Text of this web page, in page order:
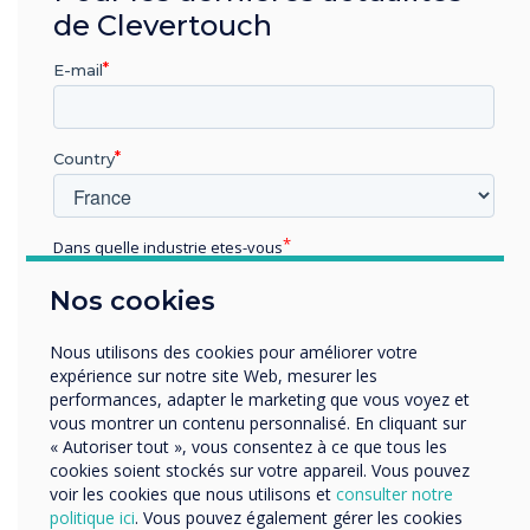
as demonstrated through our Cyber Essentials
customers
Nos cookies
Nous utilisons des cookies pour améliorer votre
expérience sur notre site Web, mesurer les
performances, adapter le marketing que vous voyez et
vous montrer un contenu personnalisé. En cliquant sur
« Autoriser tout », vous consentez à ce que tous les
cookies soient stockés sur votre appareil. Vous pouvez
voir les cookies que nous utilisons et consulter notre
politique ici. Vous pouvez également gérer les cookies
de Clevertouch
E-mail
Country
Dans quelle industrie etes-vous
Enterprise
Organisation Name
Nous aimerions vous contacter au sujet de nos produits
et services par e-mail, téléphone ou courrier.
J'accepte de recevoir des communications de